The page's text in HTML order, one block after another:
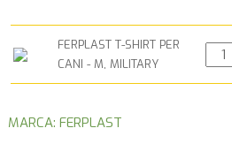
FERPLAST T-SHIRT PER
CANI - M, MILITARY
MARCA: FERPLAST